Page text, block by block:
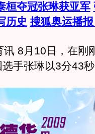
桓夺冠张琳获亚军
历史 搜狐奥运播
8月10日，在刚
手张琳以3分43